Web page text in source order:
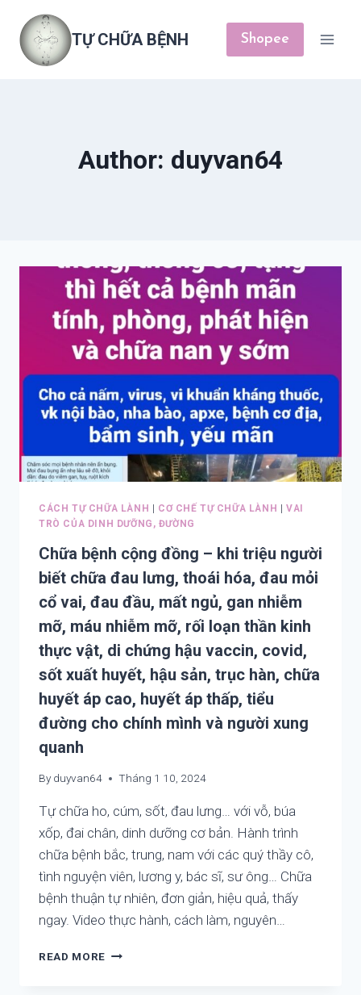
content
TỰ CHỮA BỆNH Shopee
Author: duyvan64
CÁCH TỰ CHỮA LÀNH | CƠ CHẾ TỰ CHỮA LÀNH |VAI
TRÒ CỦA DINH DƯỠNG, ĐƯỜNG
Chữa bệnh cộng đồng – khi triệu người
biết chữa đau lưng, thoái hóa, đau mỏi
cổ vai, đau đầu, mất ngủ, gan nhiễm
mỡ, máu nhiễm mỡ, rối loạn thần kinh
thực vật, di chứng hậu vaccin, covid,
sốt xuất huyết, hậu sản, trục hàn, chữa
huyết áp cao, huyết áp thấp, tiểu
đường cho chính mình và người xung
quanh
By duyvan64 Tháng 1 10, 2024
Tự chữa ho, cúm, sốt, đau lưng… với vỗ, búa
xốp, đai chân, dinh dưỡng cơ bản. Hành trình
chữa bệnh bắc, trung, nam với các quý thầy cô,
tình nguyện viên, lương y, bác sĩ, sư ông… Chữa
bệnh thuận tự nhiên, đơn giản, hiệu quả, thấy
ngay. Video thực hành, cách làm, nguyên…
READ MORE CHỮA